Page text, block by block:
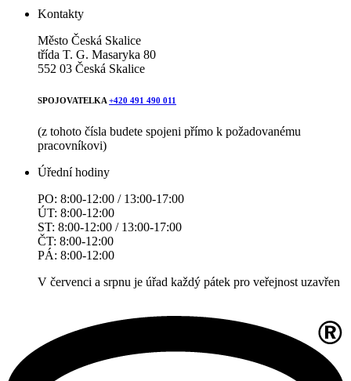
Kontakty
Město Česká Skalice
třída T. G. Masaryka 80
552 03 Česká Skalice
SPOJOVATELKA +420 491 490 011
(z tohoto čísla budete spojeni přímo k požadovanému
pracovníkovi)
Úřední hodiny
PO: 8:00-12:00 / 13:00-17:00
ÚT: 8:00-12:00
ST: 8:00-12:00 / 13:00-17:00
ČT: 8:00-12:00
PÁ: 8:00-12:00
V červenci a srpnu je úřad každý pátek pro veřejnost uzavřen